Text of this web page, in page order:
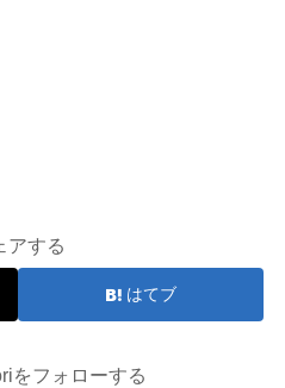
アする
はてブ
をフォローする